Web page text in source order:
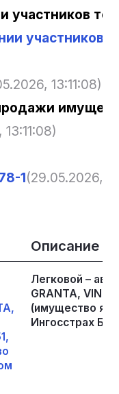
участников
участников
13:11:08)
1(29.05.2026,
Описание
Легковой –
GRANTA, VIN:
(имущество
Ингосстрах